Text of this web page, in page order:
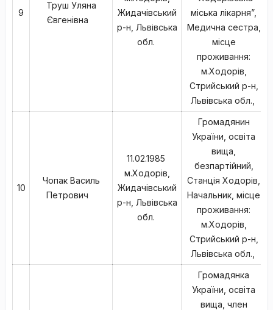
9
Труш Уляна
Євгенівна
Жидачівський
р-н, Львівська
обл.
міська лікарня”,
Медична сестра,
місце
проживання:
м.Ходорів,
Стрийський р-н,
Львівська обл.,
10
Чопак Василь
Петрович
11.02.1985
м.Ходорів,
Жидачівський
р-н, Львівська
обл.
Громадянин
України, освіта
вища,
безпартійний,
Станція Ходорів,
Начальник, місце
проживання:
м.Ходорів,
Стрийський р-н,
Львівська обл.,
Громадянка
України, освіта
вища, член